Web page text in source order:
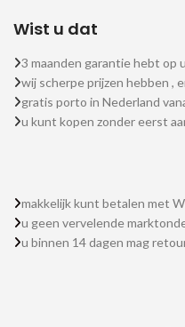
Wist u dat
3 maanden garantie hebt op
wij scherpe prijzen hebben ,
gratis porto in Nederland
u kunt kopen zonder eerst
makkelijk kunt betalen met
u geen vervelende
u binnen 14 dagen mag